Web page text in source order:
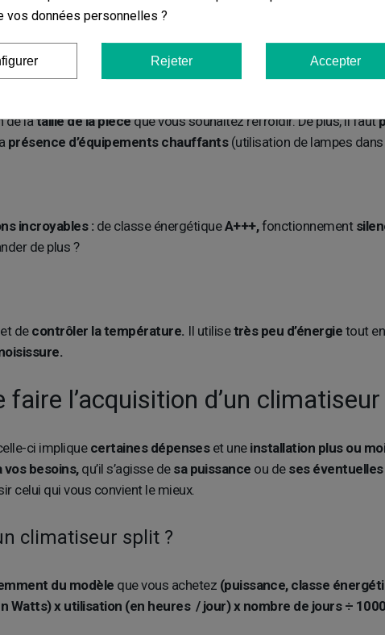
chauffage. Ils disposentd’options complémentairesqui vous
choisir ?
de lataille de la pièceque vous souhaitez refroidir. De plus, il faut
présence d’équipements chauffants(utilisation de lampes dans
incroyables :de classe énergétiqueA+++,fonctionnement
de plus ?
decontrôler la température. Il utilisetrès peu d’énergie tout
l’acquisition d’un
ci implique certaines dépenseset une installation plus ou
vos besoins,qu’il s’agisse de sa puissance ou de ses
celui qui vous convient le mieux.
climatiseur split ?
du modèle que vous achetez (puissance, classe
Watts) x utilisation (en heures / jour) x nombre de jours ÷
vos données personnelles ?
Rejeter Accepter